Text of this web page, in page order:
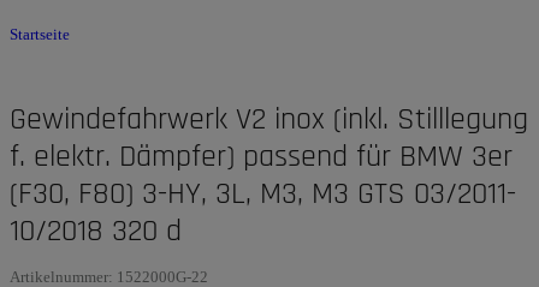
Startseite
Gewindefahrwerk V2 inox (inkl. Stilllegung
f. elektr. Dämpfer) passend für BMW 3er
(F30, F80) 3-HY, 3L, M3, M3 GTS 03/2011-
10/2018 320 d
Artikelnummer: 1522000G-22